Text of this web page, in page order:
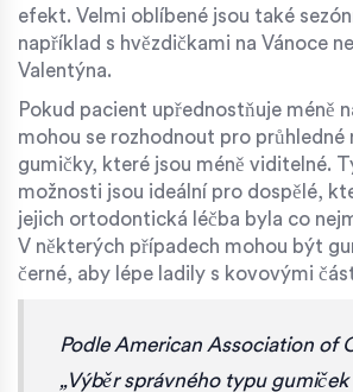
efekt. Velmi oblíbené jsou také
například s hvězdičkami na Vánoce
Valentýna.
Pokud pacient upřednostňuje méně
mohou se rozhodnout pro průhledné
gumičky, které jsou méně viditelné.
možnosti jsou ideální pro dospělé,
jejich ortodontická léčba byla co
V některých případech mohou být
černé, aby lépe ladily s kovovými
Podle American Association of
„Výběr správného typu gumiček